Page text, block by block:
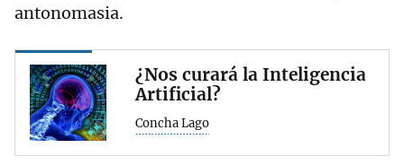
antonomasia.
¿Nos curará la Inteligencia
Artificial?
Concha Lago